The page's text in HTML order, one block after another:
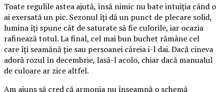
Toate regulile astea ajută, însă nimic nu bate intuiția când o
ai exersată un pic. Sezonul îți dă un punct de plecare solid,
lumina îți spune cât de saturate să fie culorile, iar ocazia
rafinează totul. La final, cel mai bun buchet rămâne cel
care îți seamănă ție sau persoanei căreia i-l dai. Dacă cineva
adoră rozul în decembrie, lasă-l acolo, chiar dacă manualul
de culoare ar zice altfel.
Am ajuns să cred că armonia nu înseamnă o schemă